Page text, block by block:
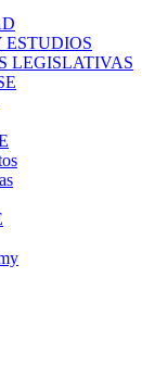
ESTUDIOS
LEGISLATIVAS